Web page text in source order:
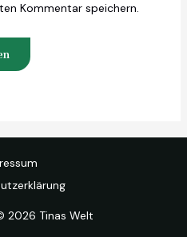
Kommentar speichern.
2026 Tinas Welt